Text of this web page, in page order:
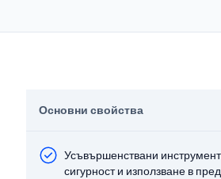
Основни свойства
Усъвършенствани
сигурност и използване в